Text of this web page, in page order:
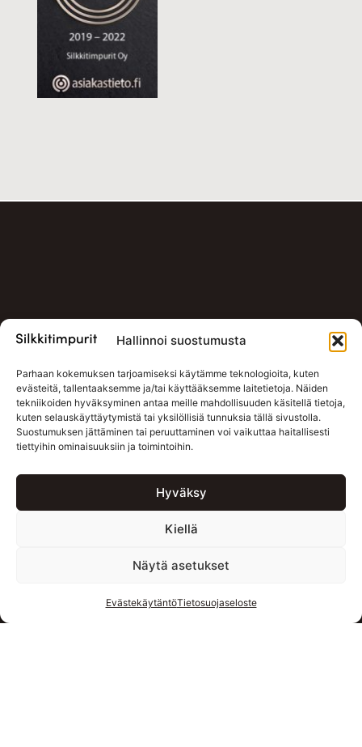
Hallinnoi suostumusta
Parhaan kokemuksen tarjoamiseksi käytämme teknologioita, kuten
evästeitä, tallentaaksemme ja/tai käyttääksemme laitetietoja. Näiden
tekniikoiden hyväksyminen antaa meille mahdollisuuden käsitellä tietoja,
kuten selauskäyttäytymistä tai yksilöllisiä tunnuksia tällä sivustolla.
Suostumuksen jättäminen tai peruuttaminen voi vaikuttaa haitallisesti
tiettyihin ominaisuuksiin ja toimintoihin.
Hyväksy
Kiellä
Näytä asetukset
EvästekäytäntöTietosuojaseloste